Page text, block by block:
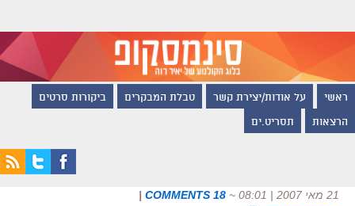
ראשי על אודות/יצירת קשר טבלת המבקרים ביקורות סרטים
הרצאות תסריט.ים
21 מאי 2007 | 08:01 ~
18 COMMENTS
|